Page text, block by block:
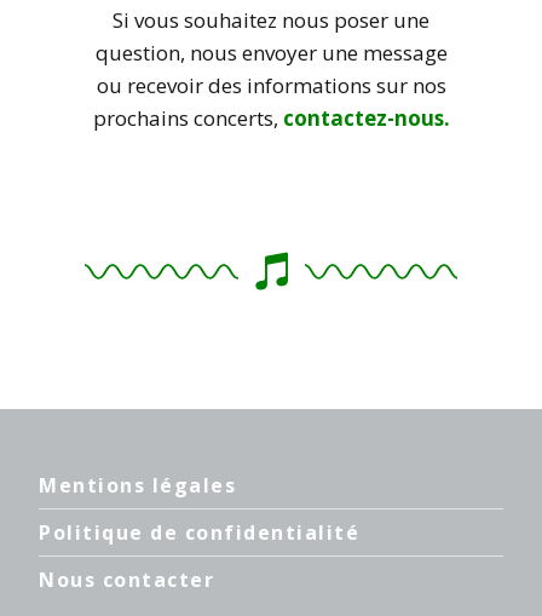
Si vous souhaitez nous poser une
question, nous envoyer une message
ou recevoir des informations sur nos
prochains concerts, contactez-nous.
Mentions légales
Politique de confidentialité
Nous contacter